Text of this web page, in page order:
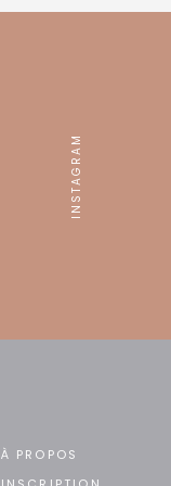
INSTAGRAM
À PROPOS